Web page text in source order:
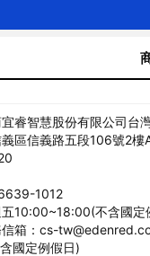
睿智慧股份有限公司台
區信義路五段106號2樓
1012
10:00~18:00(不含國定
箱：cs-
國定例假日)